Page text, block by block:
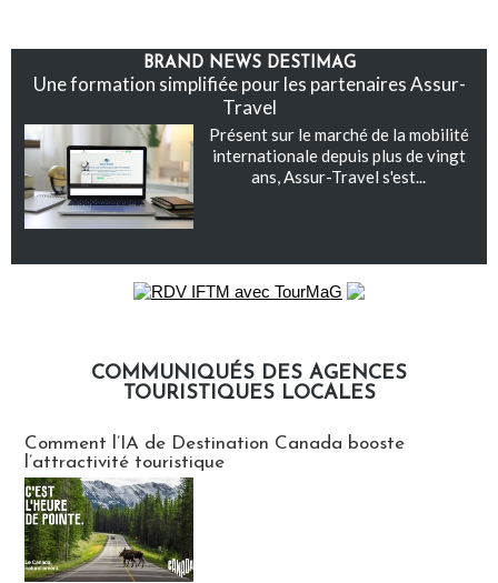
BRAND NEWS DESTIMAG
Une formation simplifiée pour les partenaires Assur-
Travel
Présent sur le marché de la mobilité
internationale depuis plus de vingt
ans, Assur-Travel s'est...
COMMUNIQUÉS DES AGENCES
TOURISTIQUES LOCALES
Comment l’IA de Destination Canada booste
l’attractivité touristique